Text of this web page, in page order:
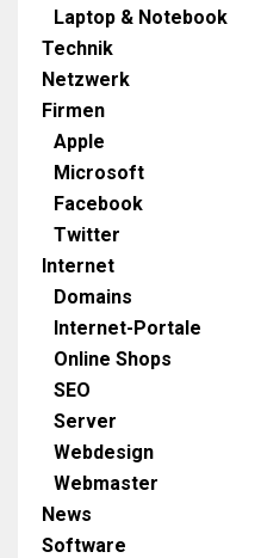
Laptop & Notebook
Technik
Netzwerk
Firmen
Apple
Microsoft
Facebook
Twitter
Internet
Domains
Internet-Portale
Online Shops
SEO
Server
Webdesign
Webmaster
News
Software